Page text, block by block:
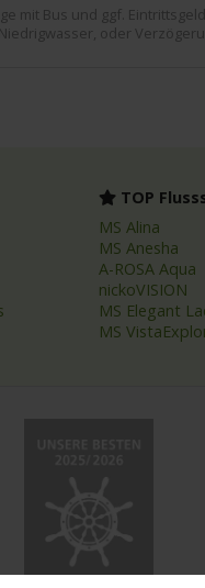
mit Bus und ggf.
oder
TOP
MS Alina
MS Anesha
A-ROSA Aqua
nickoVISION
MS Elegant
MS